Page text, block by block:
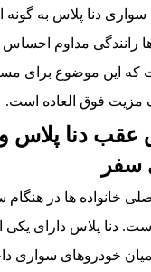
دنا پلاس به
رانندگی مداوم
که این موضوع برای
مزیت فوق العاده است.
دنا پلاس
سفر
خانواده ها در
دنا پلاس دارای یکی
خودروهای سواری